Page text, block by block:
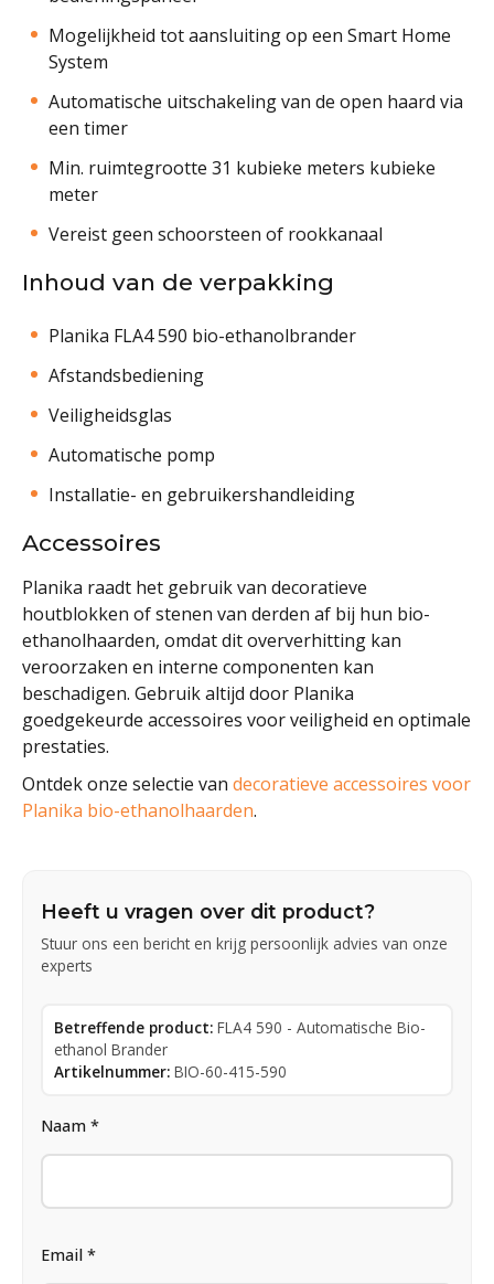
Mogelijkheid tot aansluiting op een Smart Home
System
Automatische uitschakeling van de open haard via
een timer
Min. ruimtegrootte 31 kubieke meters kubieke
meter
Vereist geen schoorsteen of rookkanaal
Inhoud van de verpakking
Planika FLA4 590 bio-ethanolbrander
Afstandsbediening
Veiligheidsglas
Automatische pomp
Installatie- en gebruikershandleiding
Accessoires
Planika raadt het gebruik van decoratieve
houtblokken of stenen van derden af bij hun bio-
ethanolhaarden, omdat dit oververhitting kan
veroorzaken en interne componenten kan
beschadigen. Gebruik altijd door Planika
goedgekeurde accessoires voor veiligheid en optimale
prestaties.
Ontdek onze selectie van decoratieve accessoires voor
Planika bio-ethanolhaarden.
Heeft u vragen over dit product?
Stuur ons een bericht en krijg persoonlijk advies van onze
experts
Betreffende product: FLA4 590 - Automatische Bio-
ethanol Brander
Artikelnummer: BIO-60-415-590
Naam *
Email *